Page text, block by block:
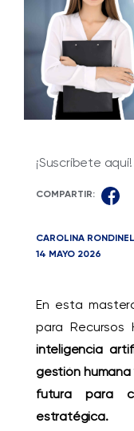
¡Suscríbete aquí!
COMPARTIR:
CAROLINA
14 MAYO 2026
En esta
para Recursos
inteligencia
gestión
futura para
estratégica.